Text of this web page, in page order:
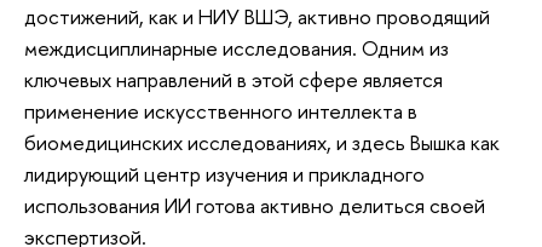
достижений, как и НИУ ВШЭ, активно проводящий
междисциплинарные исследования. Одним из
ключевых направлений в этой сфере является
применение искусственного интеллекта в
биомедицинских исследованиях, и здесь Вышка как
лидирующий центр изучения и прикладного
использования ИИ готова активно делиться своей
экспертизой.